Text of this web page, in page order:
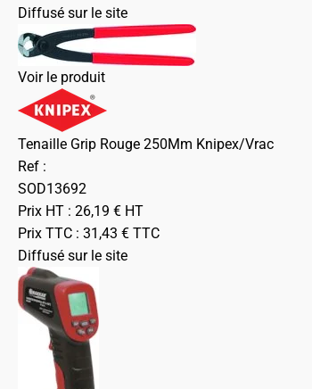
Diffusé sur le site
Voir le produit
Tenaille Grip Rouge 250Mm Knipex/Vrac
Ref :
SOD13692
Prix HT : 26,19 € HT
Prix TTC : 31,43 € TTC
Diffusé sur le site